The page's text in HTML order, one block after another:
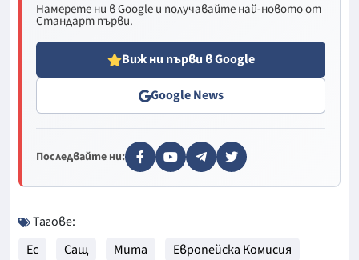
Намерете ни в Google и получавайте най-новото от
Стандарт първи.
Виж ни първи в Google
Google News
Последвайте ни:
Тагове:
Ес
Сащ Мита
Европейска Комисия